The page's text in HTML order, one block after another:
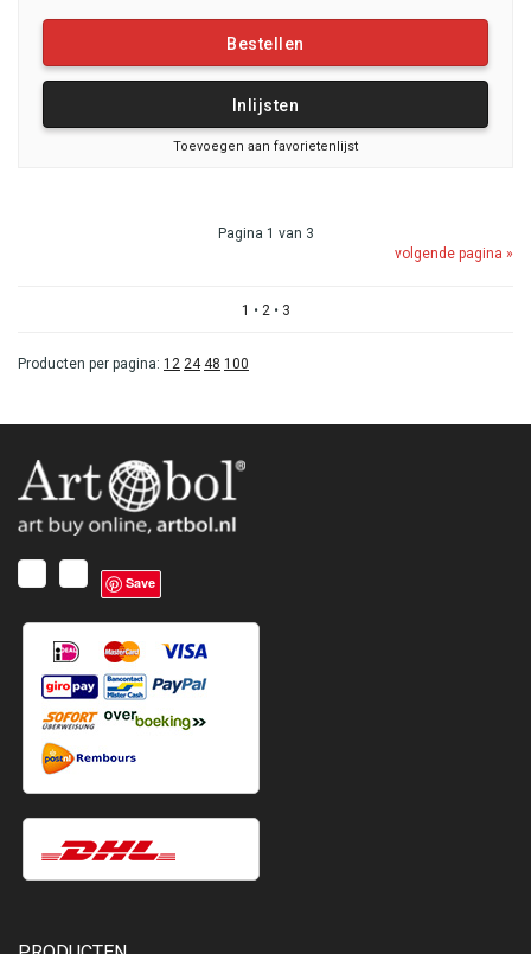
Bestellen
Inlijsten
Toevoegen aan favorietenlijst
Pagina 1 van 3
volgende pagina »
1 • 2• 3
Producten per pagina: 12 24 48 100
Save